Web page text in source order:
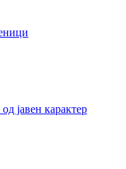
јавен карактер